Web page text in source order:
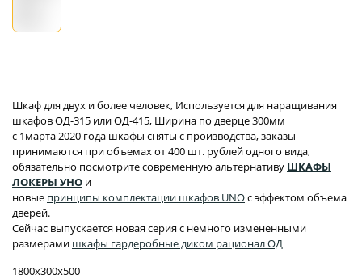
Шкаф для двух и более человек, Используется для наращивания
шкафов ОД-315 или ОД-415, Ширина по дверце 300мм
с 1марта 2020 года шкафы сняты с производства, заказы
принимаются при объемах от 400 шт. рублей одного вида,
обязательно посмотрите современную альтернативу ШКАФЫ
ЛОКЕРЫ УНО и
новые принципы комплектации шкафов UNOс эффектом объема
дверей.
Сейчас выпускается новая серия с немного измененными
размерами шкафы гардеробные диком рационал ОД
1800x300x500